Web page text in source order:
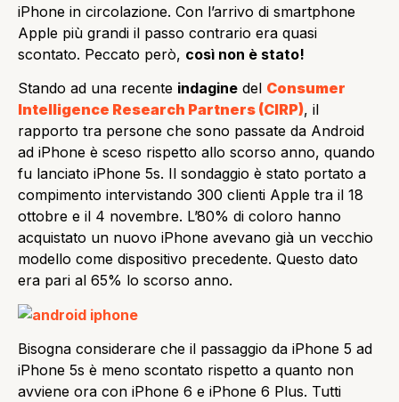
iPhone in circolazione. Con l’arrivo di smartphone
Apple più grandi il passo contrario era quasi
scontato. Peccato però, così non è stato!
Stando ad una recente indagine del Consumer
Intelligence Research Partners (CIRP), il
rapporto tra persone che sono passate da Android
ad iPhone è sceso rispetto allo scorso anno, quando
fu lanciato iPhone 5s. Il sondaggio è stato portato a
compimento intervistando 300 clienti Apple tra il 18
ottobre e il 4 novembre. L’80% di coloro hanno
acquistato un nuovo iPhone avevano già un vecchio
modello come dispositivo precedente. Questo dato
era pari al 65% lo scorso anno.
Bisogna considerare che il passaggio da iPhone 5 ad
iPhone 5s è meno scontato rispetto a quanto non
avviene ora con iPhone 6 e iPhone 6 Plus. Tutti